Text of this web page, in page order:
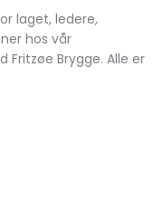
laget, ledere,
hos vår
Fritzøe Brygge. Alle er